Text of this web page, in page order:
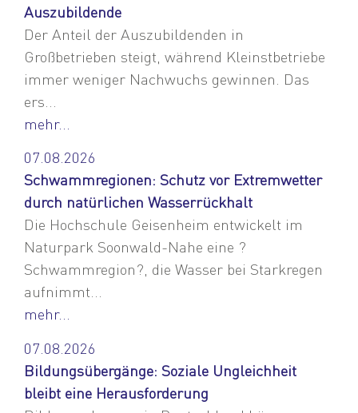
Auszubildende
Der Anteil der Auszubildenden in
Großbetrieben steigt, während Kleinstbetriebe
immer weniger Nachwuchs gewinnen. Das
ers...
mehr...
07.08.2026
Schwammregionen: Schutz vor Extremwetter
durch natürlichen Wasserrückhalt
Die Hochschule Geisenheim entwickelt im
Naturpark Soonwald-Nahe eine ?
Schwammregion?, die Wasser bei Starkregen
aufnimmt...
mehr...
07.08.2026
Bildungsübergänge: Soziale Ungleichheit
bleibt eine Herausforderung